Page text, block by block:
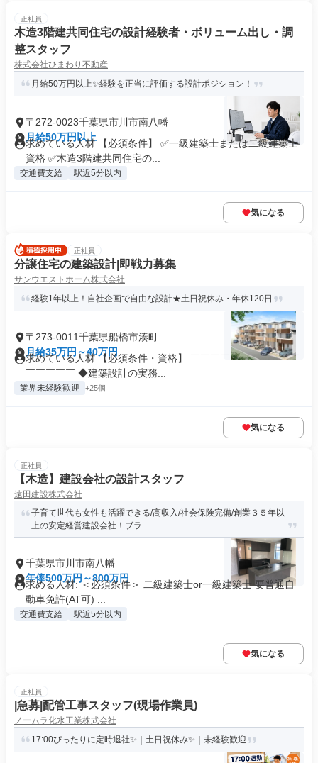
正社員
木造3階建共同住宅の設計経験者・ボリューム出し・調
整スタッフ
株式会社ひまわり不動産
月給50万円以上✨経験を正当に評価する設計ポジション！
〒272-0023千葉県市川市南八幡
月給50万円以上
求めている人材 【必須条件】 ✅一級建築士または二級建築士
資格 ✅木造3階建共同住宅の...
交通費支給 駅近5分以内
気になる
正社員
分譲住宅の建築設計|即戦力募集
サンウエストホーム株式会社
経験1年以上！自社企画で自由な設計★土日祝休み・年休120日
〒273-0011千葉県船橋市湊町
月給35万円～40万円
求めている人材 【必須条件・資格】 ￣￣￣￣￣￣￣￣￣￣￣
￣￣￣￣￣ ◆建築設計の実務...
業界未経験歓迎 +25個
気になる
正社員
【木造】建設会社の設計スタッフ
遠田建設株式会社
子育て世代も女性も活躍できる/高収入/社会保険完備/創業３５年以
上の安定経営建設会社！ブラ...
千葉県市川市南八幡
年俸500万円～800万円
求める人材: ＜必須条件＞ 二級建築士or一級建築士 要普通自
動車免許(AT可) ...
交通費支給 駅近5分以内
気になる
正社員
|急募|配管工事スタッフ(現場作業員)
ノームラ化水工業株式会社
17:00ぴったりに定時退社✨｜土日祝休み✨｜未経験歓迎